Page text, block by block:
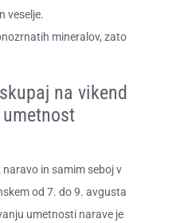
veselje.
mineralov, zato
na vikend
in samim seboj v
od 7. do 9. avgusta
umetnosti narave je